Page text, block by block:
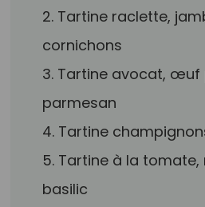
2. Tartine raclette,
cornichons
3. Tartine avocat, œuf
parmesan
4. Tartine
5. Tartine à la
basilic